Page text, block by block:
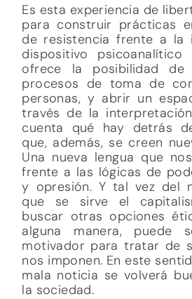
Es esta experiencia de
para construir prácticas
de resistencia frente a la
dispositivo
ofrece la posibilidad de
procesos de toma de
personas, y abrir un
través de la
cuenta qué hay detrás
que, además, se creen
Una nueva lengua que
frente a las lógicas de
y opresión. Y tal vez del
que se sirve el
buscar otras opciones
alguna manera, puede
motivador para tratar de
nos imponen. En este
mala noticia se volverá
la sociedad.